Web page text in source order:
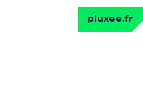
pluxee.fr